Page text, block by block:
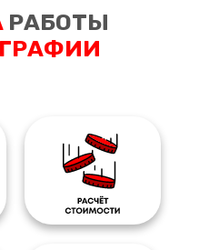
РАБОТЫ